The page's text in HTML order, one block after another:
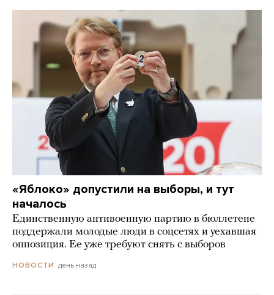
«Яблоко» допустили на выборы, и тут
началось
Единственную антивоенную партию в бюллетене
поддержали молодые люди в соцсетях и уехавшая
оппозиция. Ее уже требуют снять с выборов
НОВОСТИ день назад